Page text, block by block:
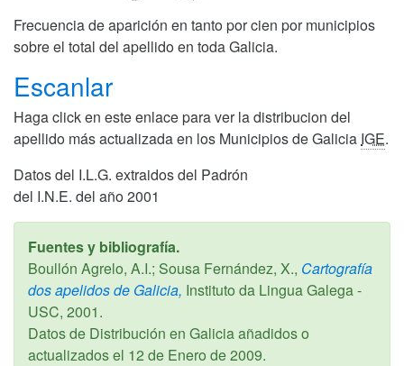
Frecuencia de aparición en tanto por cien por municipios
sobre el total del apellido en toda Galicia.
Escanlar
Haga click en este enlace para ver la distribucion del
apellido más actualizada en los Municipios de Galicia IGE.
Datos del I.L.G. extraidos del Padrón
del I.N.E. del año 2001
Fuentes y bibliografía.
Boullón Agrelo, A.I.; Sousa Fernández, X., Cartografía
dos apelidos de Galicia, Instituto da Lingua Galega -
USC, 2001.
Datos de Distribución en Galicia añadidos o
actualizados el 12 de Enero de 2009.